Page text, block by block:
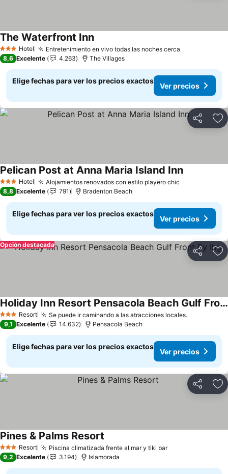
3 Estrellas
Hotel Entretenimiento en vivo todas las noches cerca
The Waterfront Inn
8,6 Excelente 4.263 The Villages
Elige fechas para ver los precios exactos
Ver precios
Compartir
3 Estrellas
Hotel Alojamientos renovados con estilo playero chic
Pelican Post at Anna Maria Island Inn
8,8 Excelente 791 Bradenton Beach
Elige fechas para ver los precios exactos
Ver precios
Compartir
Opción destacada
3 EstrellasResort Se puede ir caminando a las atracciones locales.
Holiday Inn Resort Pensacola Beach Gulf Front By Ihg
9,1 Excelente 14.632 Pensacola Beach
Elige fechas para ver los precios exactos
Ver precios
Compartir
3 EstrellasResort Piscina climatizada frente al mar y tiki bar
Pines & Palms Resort
9,2 Excelente 3.194 Islamorada